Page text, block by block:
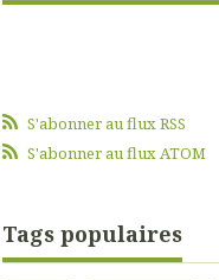
S'abonner au flux RSS
S'abonner au flux ATOM
Tags populaires